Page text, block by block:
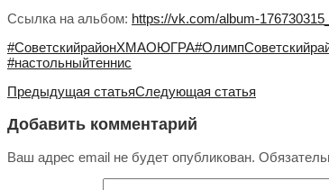
Ссылка на альбом: https://vk.com/album-
#СоветскийрайонХМАОЮГРА
#настольныйтеннис
Предыдущая статьяСледующая статья
Добавить комментарий
Ваш адрес email не будет опубликован.